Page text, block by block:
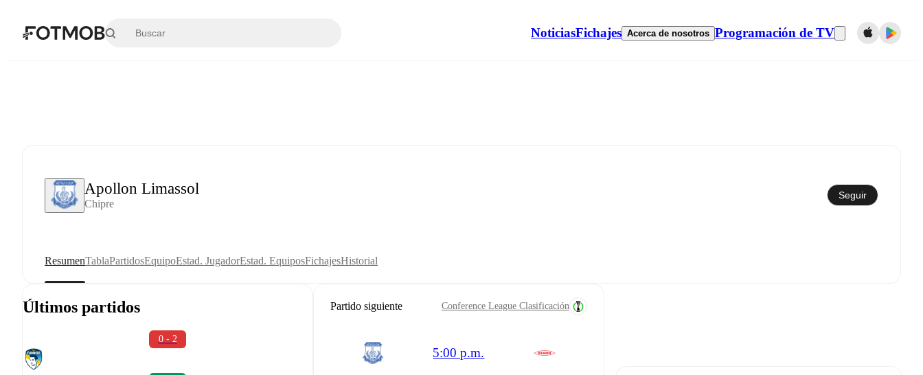
NoticiasFichajes Acerca de nosotros Programación de TV
Apollon Limassol
Chipre
Seguir
ResumenTablaPartidosEquipoEstad. JugadorEstad. EquiposFichajesHistorial
Últimos partidos
0 - 2
Partido siguiente Conference League Clasificación
5:00 p.m.